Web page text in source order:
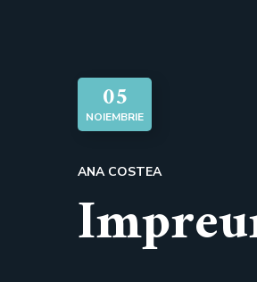
05
NOIEMBRIE
ANA COSTEA